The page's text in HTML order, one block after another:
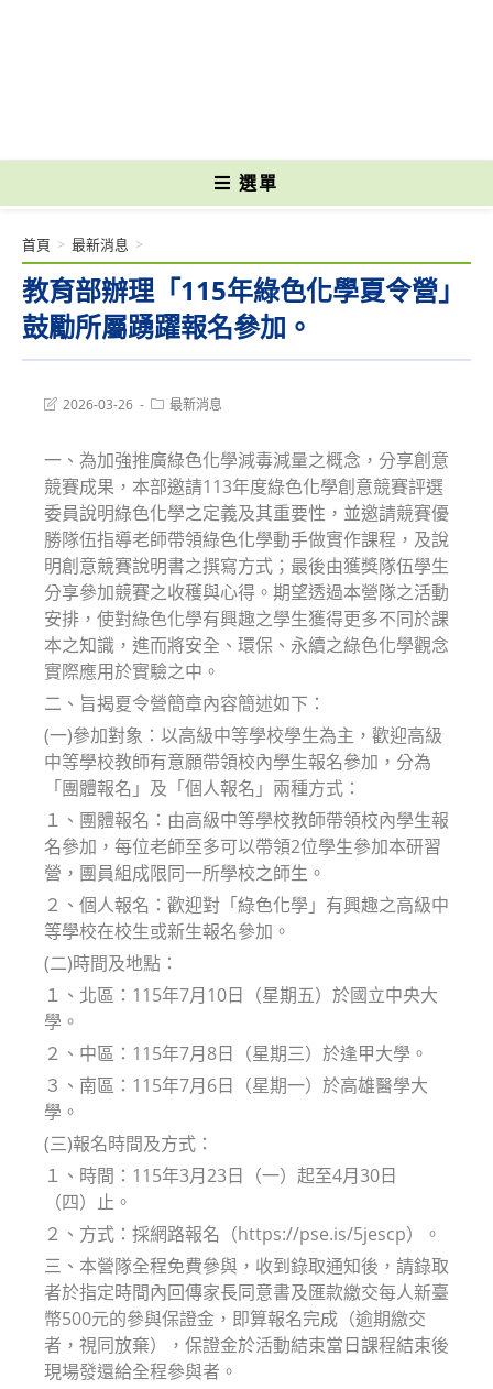
選單
教育部辦理「115年綠色化學夏令營」
鼓勵所屬踴躍報名參加。
首頁 > 最新消息 >
Post2026-03-26
Post最新消息
一、為加強推廣綠色化學減毒減量之概念，分享創意
競賽成果，本部邀請113年度綠色化學創意競賽評選
委員說明綠色化學之定義及其重要性，並邀請競賽優
勝隊伍指導老師帶領綠色化學動手做實作課程，及說
明創意競賽說明書之撰寫方式；最後由獲獎隊伍學生
分享參加競賽之收穫與心得。期望透過本營隊之活動
安排，使對綠色化學有興趣之學生獲得更多不同於課
本之知識，進而將安全、環保、永續之綠色化學觀念
實際應用於實驗之中。
二、旨揭夏令營簡章內容簡述如下：
(一)參加對象：以高級中等學校學生為主，歡迎高級
中等學校教師有意願帶領校內學生報名參加，分為
「團體報名」及「個人報名」兩種方式：
１、團體報名：由高級中等學校教師帶領校內學生報
名參加，每位老師至多可以帶領2位學生參加本研習
營，團員組成限同一所學校之師生。
２、個人報名：歡迎對「綠色化學」有興趣之高級中
等學校在校生或新生報名參加。
(二)時間及地點：
１、北區：115年7月10日（星期五）於國立中央大
學。
２、中區：115年7月8日（星期三）於逢甲大學。
３、南區：115年7月6日（星期一）於高雄醫學大
學。
(三)報名時間及方式：
１、時間：115年3月23日（一）起至4月30日
（四）止。
２、方式：採網路報名（https://pse.is/5jescp）。
三、本營隊全程免費參與，收到錄取通知後，請錄取
者於指定時間內回傳家長同意書及匯款繳交每人新臺
幣500元的參與保證金，即算報名完成（逾期繳交
者，視同放棄），保證金於活動結束當日課程結束後
現場發還給全程參與者。